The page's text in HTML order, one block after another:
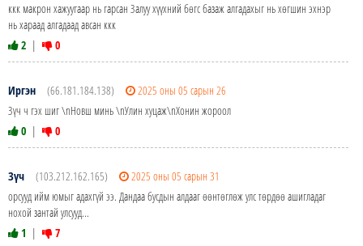
ккк макрон хажуугаар нь гарсан Залуу хүүхний бөгс базаж алгадахыг нь хөгшин эхнэр
нь хараад алгадаад авсан ккк
2 | 0
Иргэн (66.181.184.138)
2025 оны 05 сарын 26
Зүч ч гэх шиг \nНовш минь \nУлин хуцаж\nХонин жороол
0 | 0
Зүч (103.212.162.165)
2025 оны 05 сарын 31
орсууд ийм юмыг адахгүй ээ. Дандаа бусдын алдааг өөнтөглөж улс төрдөө ашигладаг
нохой зантай улсууд...
1 | 7